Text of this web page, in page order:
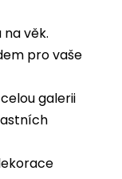
věk.
pro vaše
galerii